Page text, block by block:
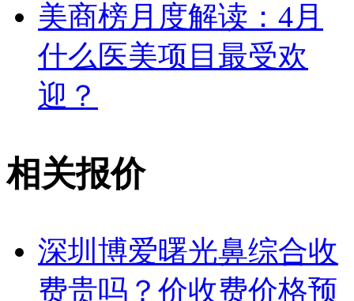
美商榜月度解读：4月
什么医美项目最受欢
迎？
相关报价
深圳博爱曙光鼻综合收
费贵吗？价收费价格预